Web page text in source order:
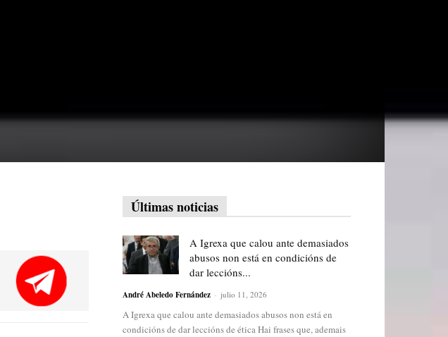
Últimas noticias
A Igrexa que calou ante demasiados
abusos non está en condicións de
dar leccións...
André Abeledo Fernández - julio 11, 2026
A Igrexa que calou ante demasiados abusos non está en
condicións de dar leccións de ética Hai frases que, ademais